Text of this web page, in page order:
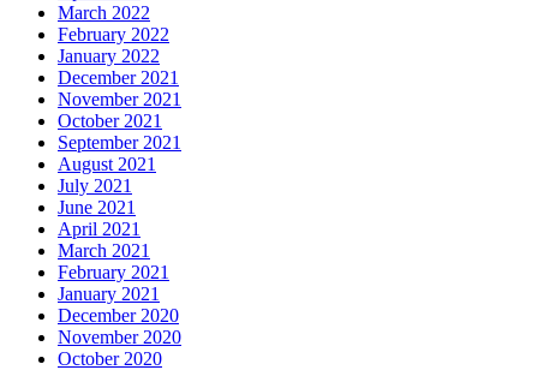
March 2022
February 2022
January 2022
December 2021
November 2021
October 2021
September 2021
August 2021
July 2021
June 2021
April 2021
March 2021
February 2021
January 2021
December 2020
November 2020
October 2020